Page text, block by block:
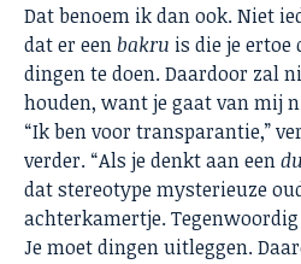
Dat benoem ik dan ook. Niet
dat er eenbakru is die je
dingen te doen. Daardoor zal
houden, want je gaat van mij
“Ik ben voor transparantie,”
verder. “Als je denkt aan een
dat stereotype mysterieuze
achterkamertje.
Je moet dingen uitleggen.